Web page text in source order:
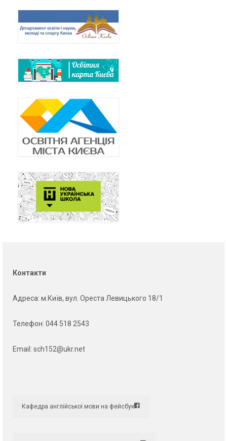
Контакти
Адреса: м.Київ, вул. Ореста Левицького 18/1
Телефон: 044 518 2543
Email: sch152@ukr.net
Кафедра англійської мови на фейсбук